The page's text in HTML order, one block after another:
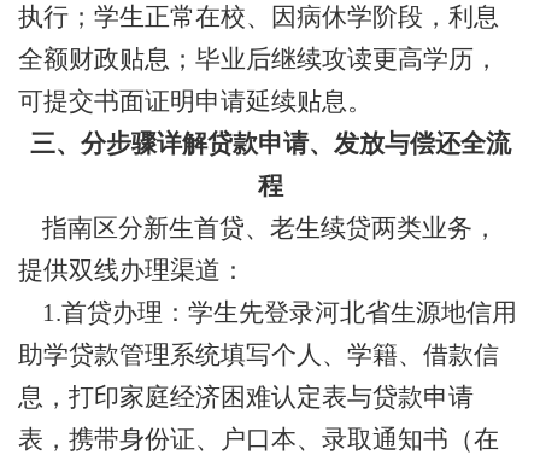
执行；学生正常在校、因病休学阶段，利息
全额财政贴息；毕业后继续攻读更高学历，
可提交书面证明申请延续贴息。
三、分步骤详解贷款申请、发放与偿还全流
程
指南区分新生首贷、老生续贷两类业务，
提供双线办理渠道：
1.首贷办理：学生先登录河北省生源地信用
助学贷款管理系统填写个人、学籍、借款信
息，打印家庭经济困难认定表与贷款申请
表，携带身份证、户口本、录取通知书（在